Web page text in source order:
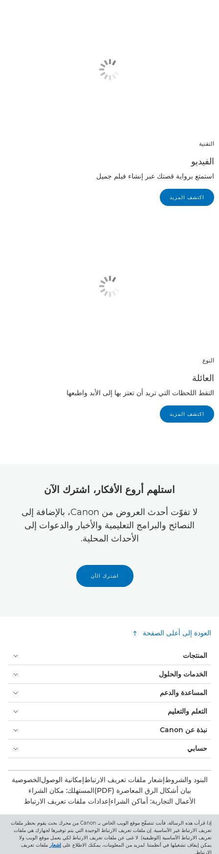
التقنية
الفيديو
استمتع برواية قصتك عبر إنشاء فيلم جميل
اكتشف المزيد
النوع
العائلة
التقط اللحظات التي تريد أن تعتز بها إلى الأبد واطبعها
اكتشف المزيد
استلهم أروع الأفكار، اشترك الآن
لا تفوّت أحدث العروض من Canon، بالإضافة إلى
النصائح والبرامج التعليمية والأخبار والدعوات إلى
الأحداث المحلية.
اشترك الآن
إذا قرأت هذه الرسالة، فأنت تتصفّح موقع الويب الخاص بـ Canon من محرك بحث يقوم بحظر ملفات
تعريف الارتباط غير الأساسية. إن ملفات تعريف الارتباط الوحيدة التي يتم توفيرها لجهازك هي ملفات
تعريف الارتباط الأساسية (الوظيفية). لا غنى عن ملفات تعريف الارتباط لكي يعمل موقع الويب ولا
يمكن إيقاف تشغيلها في أنظمتنا. لمزيد من المعلومات، يمكنك الاطلاع على إشعار ملفات تعريف
الارتباط.
العودة إلى أعلى الصفحة
المنتجات
الخدمات والحلول
المساعدة والدعم
التعلم والتعليم
نبذة عن Canon
حسابي
البنود والشروطإشعار ملفات تعريف الارتباطإمكانية الوصولالخصوصية
بيان أشكال الرق المعاصرة (PDF)
المستهلك: مكان الشراء
الأعمال التجارية: أماكن الشراءإعدادات ملفات تعريف الارتباط
Canon Central and North Africa